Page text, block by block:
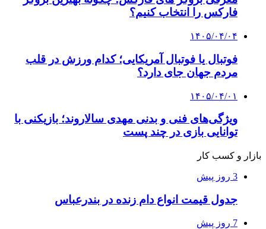
فارکس را انتخاب کنیم؟
۱۴۰۵/۰۴/۰۴
فوتبال یا فوتبال آمریکایی؛ کدام ورزش در قلب
مردم جهان جای دارد؟
۱۴۰۵/۰۴/۰۱
ویژگی‌های فنی و بدنی مهدی سالاروند؛ بازیکنی با
توانایی بازی در چند پست
بازار و کسب کار
3 روز پیش
جدول قیمت انواع دام زنده در بندرعباس
7 روز پیش